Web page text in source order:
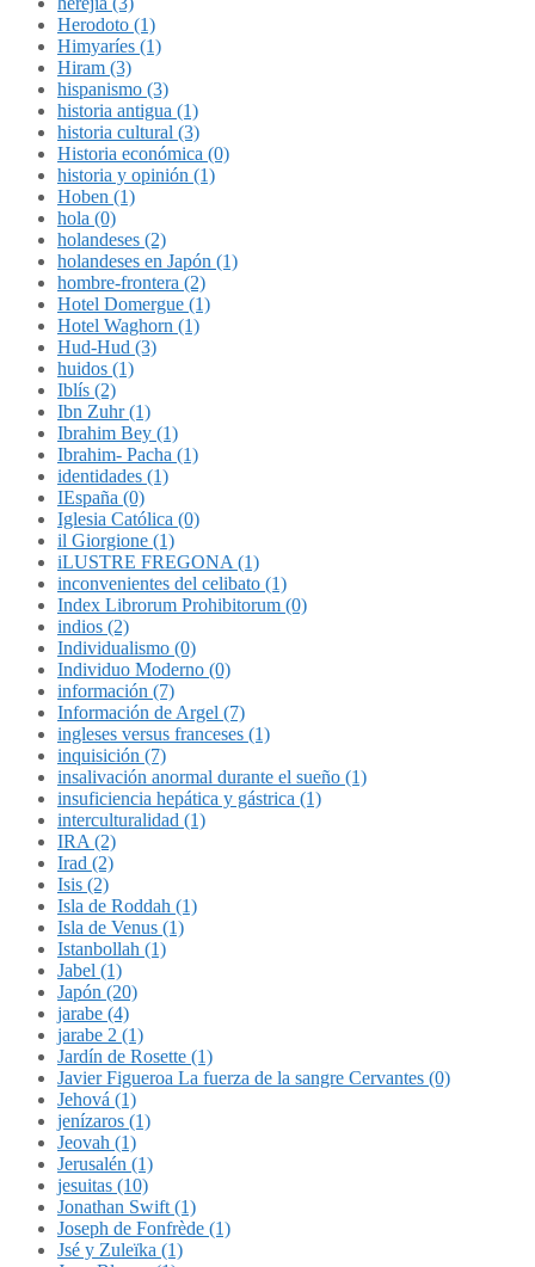
Herodoto (1)
Himyaríes (1)
Hiram (3)
hispanismo (3)
historia antigua (1)
historia cultural (3)
Historia económica (0)
historia y opinión (1)
Hoben (1)
hola (0)
holandeses (2)
holandeses en Japón (1)
hombre-frontera (2)
Hotel Domergue (1)
Hotel Waghorn (1)
Hud-Hud (3)
huidos (1)
Iblís (2)
Ibn Zuhr (1)
Ibrahim Bey (1)
Ibrahim- Pacha (1)
identidades (1)
IEspaña (0)
Iglesia Católica (0)
il Giorgione (1)
iLUSTRE FREGONA (1)
inconvenientes del celibato (1)
Index Librorum Prohibitorum (0)
indios (2)
Individualismo (0)
Individuo Moderno (0)
información (7)
Información de Argel (7)
ingleses versus franceses (1)
inquisición (7)
insalivación anormal durante el sueño (1)
insuficiencia hepática y gástrica (1)
interculturalidad (1)
IRA (2)
Irad (2)
Isis (2)
Isla de Roddah (1)
Isla de Venus (1)
Istanbollah (1)
Jabel (1)
Japón (20)
jarabe (4)
jarabe 2 (1)
Jardín de Rosette (1)
Javier Figueroa La fuerza de la sangre Cervantes (0)
Jehová (1)
jenízaros (1)
Jeovah (1)
Jerusalén (1)
jesuitas (10)
Jonathan Swift (1)
Joseph de Fonfrède (1)
Jsé y Zuleïka (1)